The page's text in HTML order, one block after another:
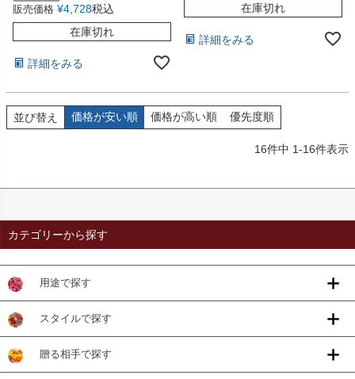
販売価格 ¥4,728税込
在庫切れ
詳細をみる
在庫切れ
詳細をみる
並び替え 価格が安い順 価格が高い順 優先度順
16件中 1-16件表示
カテゴリーから探す
用途で探す
スタイルで探す
贈る相手で探す